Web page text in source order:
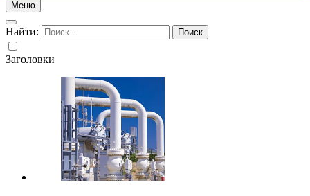
Меню
Найти:
Заголовки